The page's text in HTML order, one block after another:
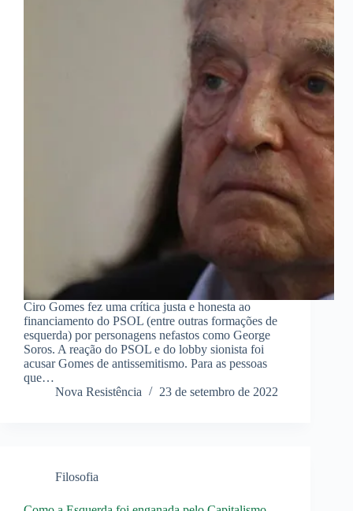
Ciro Gomes fez uma crítica justa e honesta ao
financiamento do PSOL (entre outras formações de
esquerda) por personagens nefastos como George
Soros. A reação do PSOL e do lobby sionista foi
acusar Gomes de antissemitismo. Para as pessoas
que…
Nova Resistência
23 de setembro de 2022
Filosofia